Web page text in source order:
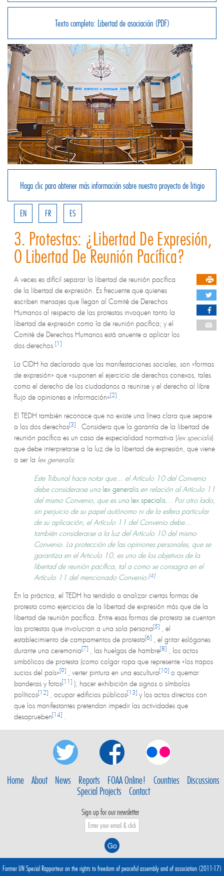
Texto completo: Libertad de asociación (PDF)
Haga clic para obtener más información sobre nuestro proyecto de litigio
EN FR ES
3. Protestas: ¿Libertad De Expresión,
O Libertad De Reunión Pacífica?
A veces es difícil separar la libertad de reunión pacífica
de la libertad de expresión. Es frecuente que quienes
escriben mensajes que llegan al Comité de Derechos
Humanos al respecto de las protestas invoquen tanto la
libertad de expresión como la de reunión pacífica; y el
Comité de Derechos Humanos está anuente a aplicar los
dos derechos.[1]
La CIDH ha declarado que las manifestaciones sociales, son «formas
de expresión» que «suponen el ejercicio de derechos conexos, tales
como el derecho de los ciudadanos a reunirse y el derecho al libre
flujo de opiniones e información»[2] .
El TEDH también reconoce que no existe una línea clara que separe
a los dos derechos[3] . Considera que la garantía de la libertad de
reunión pacífica es un caso de especialidad normativa (lex specialis)
que debe interpretarse a la luz de la libertad de expresión, que viene
a ser la lex generalis:
Este Tribunal hace notar que… el Artículo 10 del Convenio
debe considerarse una lex generalis en relación al Artículo 11
del mismo Convenio, que es una lex specialis… Por otro lado,
sin perjuicio de su papel autónomo ni de la esfera particular
de su aplicación, el Artículo 11 del Convenio debe…
también considerarse a la luz del Artículo 10 del mismo
Convenio. La protección de las opiniones personales, que se
garantiza en el Articulo 10, es uno de los objetivos de la
libertad de reunión pacífica, tal a como se consagra en el
Artículo 11 del mencionado Convenio.[4]
En la práctica, el TEDH ha tendido a analizar ciertas formas de
protesta como ejercicios de la libertad de expresión más que de la
libertad de reunión pacífica. Entre esas formas de protesta se cuentan
las protestas que involucran a una sola persona[5] , el
establecimiento de campamentos de protesta[6] , el gritar eslóganes
durante una ceremonia[7] , las huelgas de hambre[8] , los actos
simbólicos de protesta (como colgar ropa que represente «los trapos
sucios del país»[9] , verter pintura en una escultura[10] o quemar
banderas y fotos[11] ), hacer exhibición de signos o símbolos
políticos[12] , ocupar edificios públicos[13] y los actos directos con
que los manifestantes pretendan impedir las actividades que
desaprueben[14] .
Home About News Reports FOAA Online! Countries
Discussions
Special Projects
Contact
Sign up for our newsletter
Former UN Special Rapporteur on the rights to freedom of peaceful assembly and of association (2011-17)